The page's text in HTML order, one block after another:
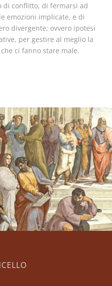
di conflitto, di fermarsi ad
emozioni implicate, e di
divergente; ovvero ipotesi
per gestire al meglio la
ci fanno stare male.